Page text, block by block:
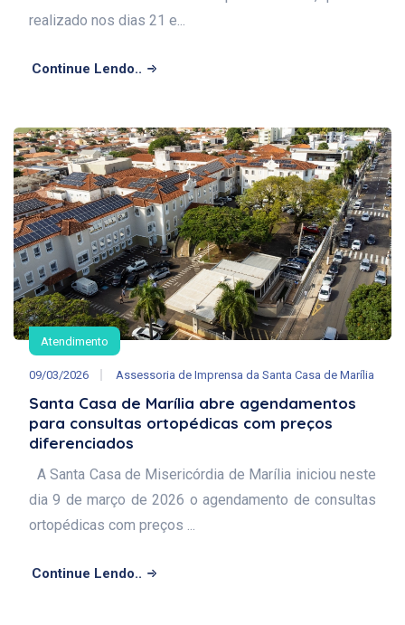
realizado nos dias 21 e...
Continue Lendo..
Atendimento
09/03/2026 Assessoria de Imprensa da Santa Casa de Marília
Santa Casa de Marília abre agendamentos
para consultas ortopédicas com preços
diferenciados
A Santa Casa de Misericórdia de Marília iniciou neste
dia 9 de março de 2026 o agendamento de consultas
ortopédicas com preços ...
Continue Lendo..